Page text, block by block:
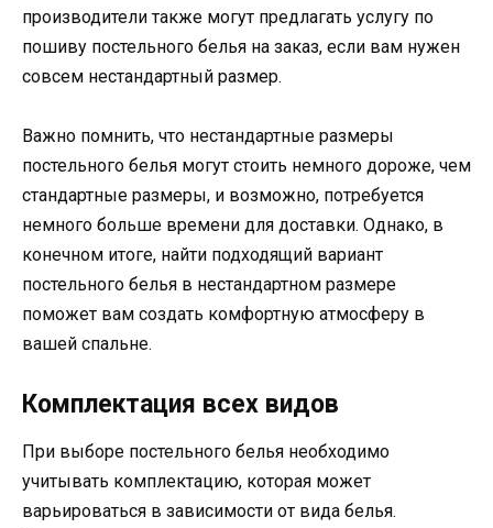
производители также могут предлагать услугу по
пошиву постельного белья на заказ, если вам нужен
совсем нестандартный размер.
Важно помнить, что нестандартные размеры
постельного белья могут стоить немного дороже, чем
стандартные размеры, и возможно, потребуется
немного больше времени для доставки. Однако, в
конечном итоге, найти подходящий вариант
постельного белья в нестандартном размере
поможет вам создать комфортную атмосферу в
вашей спальне.
Комплектация всех видов
При выборе постельного белья необходимо
учитывать комплектацию, которая может
варьироваться в зависимости от вида белья.